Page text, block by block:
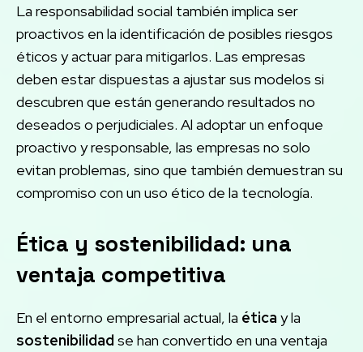
La responsabilidad social también implica ser
proactivos en la identificación de posibles riesgos
éticos y actuar para mitigarlos. Las empresas
deben estar dispuestas a ajustar sus modelos si
descubren que están generando resultados no
deseados o perjudiciales. Al adoptar un enfoque
proactivo y responsable, las empresas no solo
evitan problemas, sino que también demuestran su
compromiso con un uso ético de la tecnología.
Ética y sostenibilidad: una
ventaja competitiva
En el entorno empresarial actual, la ética y la
sostenibilidad se han convertido en una ventaja